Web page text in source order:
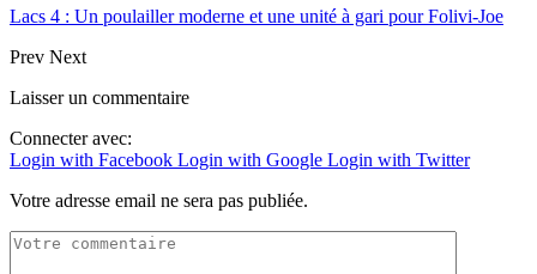
Lacs 4 : Un poulailler moderne et une unité à gari pour Folivi-Joe
Prev Next
Laisser un commentaire
Connecter avec:
Login with Facebook Login with Google Login with Twitter
Votre adresse email ne sera pas publiée.